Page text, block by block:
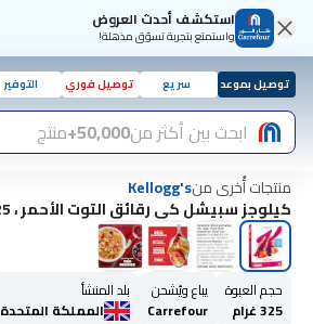
استكشف أحدث العروض
واستمتع بتجربة تسوّق مذهلة!
توصيل بموعد سريع توصيل فوري التوفير
ابحث بين أكثر من50,000+ منتج
منتجات أُخرى منKellogg's
كيلوجز سبيشل كي رقائق التوت الأحمر ، 325 غرام
حجم العبوة
325 غرام
يباع ويُشحن
Carrefour
بلد المنشأ
المملكة المتحدة